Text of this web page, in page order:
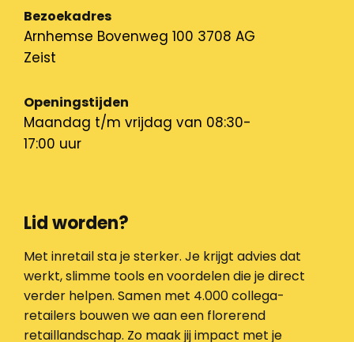
Bezoekadres
Arnhemse Bovenweg 100 3708 AG
Zeist
Openingstijden
Maandag t/m vrijdag van 08:30-
17:00 uur
Lid worden?
Met inretail sta je sterker. Je krijgt advies dat
werkt, slimme tools en voordelen die je direct
verder helpen. Samen met 4.000 collega-
retailers bouwen we aan een florerend
retaillandschap. Zo maak jij impact met je